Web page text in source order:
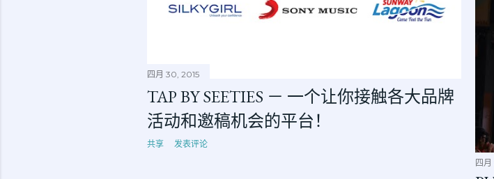
四月 30, 2015
TAP BY SEETIES － 一个让你接触各大品牌
活动和邀稿机会的平台！
共享 发表评论
四